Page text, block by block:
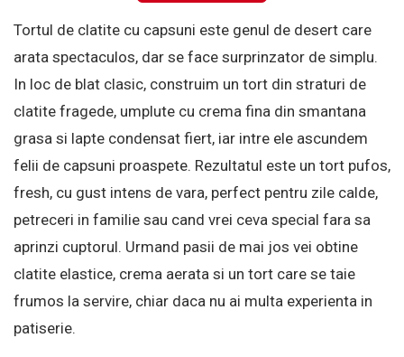
Tortul de clatite cu capsuni este genul de desert care
arata spectaculos, dar se face surprinzator de simplu.
In loc de blat clasic, construim un tort din straturi de
clatite fragede, umplute cu crema fina din smantana
grasa si lapte condensat fiert, iar intre ele ascundem
felii de capsuni proaspete. Rezultatul este un tort pufos,
fresh, cu gust intens de vara, perfect pentru zile calde,
petreceri in familie sau cand vrei ceva special fara sa
aprinzi cuptorul. Urmand pasii de mai jos vei obtine
clatite elastice, crema aerata si un tort care se taie
frumos la servire, chiar daca nu ai multa experienta in
patiserie.